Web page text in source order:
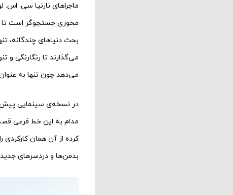
ماجراهای نارنیا سی.
محوری جستجوگر است تا
بحث دنیاهای چندگانه،
می‌گذارند تا رنگارنگی و
می‌دهد چون تنها به
در نسخه‌ی سینمایی
مدام به این خط فرعی
کرده از آن همان کارکردی
بدمن‌ها و دردسرهای